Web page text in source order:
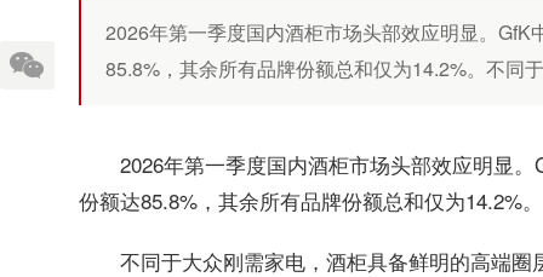
2026年第一季度国内酒柜市场头部效应明显。
85.8%，其余所有品牌份额总和仅为14.2%。不同
2026年第一季度国内酒柜市场头部效应明显
份额达85.8%，其余所有品牌份额总和仅为14.2%。
不同于大众刚需家电，酒柜具备鲜明的高端